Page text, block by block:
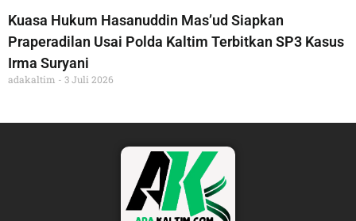
Kuasa Hukum Hasanuddin Mas’ud Siapkan
Praperadilan Usai Polda Kaltim Terbitkan SP3 Kasus
Irma Suryani
adakaltim 3 Juli 2026